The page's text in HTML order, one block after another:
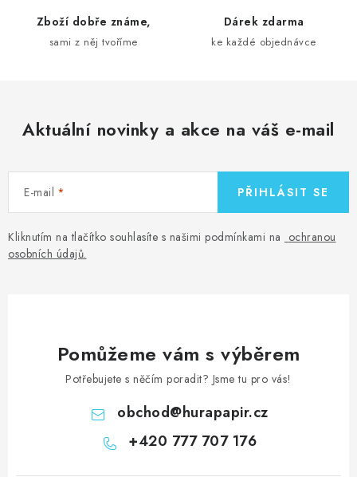
Zboží dobře známe,
sami z něj tvoříme
Dárek zdarma
ke každé objednávce
Aktuální novinky a akce na váš e-mail
E-mail
Kliknutím na tlačítko souhlasíte s našimi podmínkami na ochranou
osobních údajů.
PŘIHLÁSIT SE
Pomůžeme vám s výběrem
Potřebujete s něčím poradit? Jsme tu pro vás!
obchod@hurapapir.cz
+420 777 707 176